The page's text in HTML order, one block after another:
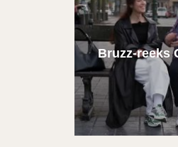
Bruzz-reeks